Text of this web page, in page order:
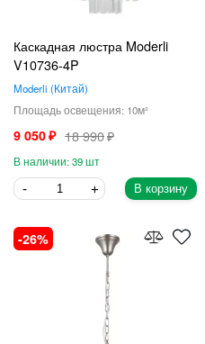
Каскадная люстра Moderli
V10736-4P
Moderli Китай
10
9 050 18 990
39
В корзину
26